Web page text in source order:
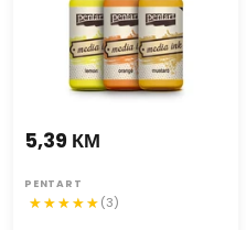
Nabavi svoj primjerak i
novi nivo.
5,39 КМ
PENTART
(3)